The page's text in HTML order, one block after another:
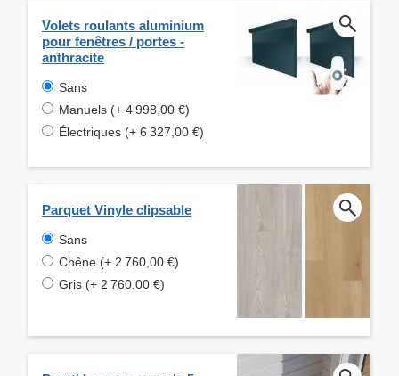
Volets roulants aluminium
pour fenêtres / portes -
anthracite
Sans
Manuels (+ 4 998,00 €)
Électriques (+ 6 327,00 €)
Parquet Vinyle clipsable
Sans
Chêne (+ 2 760,00 €)
Gris (+ 2 760,00 €)